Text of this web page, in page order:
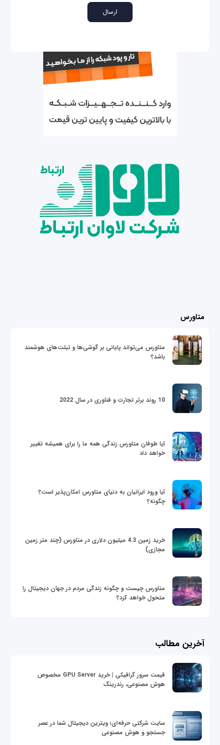
متاورس
متاورس می‌تواند پایانی بر گوشی‌ها و تبلت‌های هوشمند
باشد؟
10 روند برتر تجارت و فناوری در سال 2022
آیا طوفان متاورس زندگی همه ما را برای همیشه تغییر
خواهد داد
آیا ورود ایرانیان به دنیای متاورس امکان‌پذیر است؟
چگونه؟
خرید زمین 4.3 میلیون دلاری در متاورس (چند متر زمین
مجازی)
متاورس چیست و چگونه زندگی مردم در جهان دیجیتال را
متحول خواهد کرد؟
آخرین مطالب
قیمت سرور گرافیکی | خرید GPU Server مخصوص
هوش مصنوعی، رندرینگ
سایت شرکتی حرفه‌ای؛ ویترین دیجیتال شما در عصر
جستجو و هوش مصنوعی